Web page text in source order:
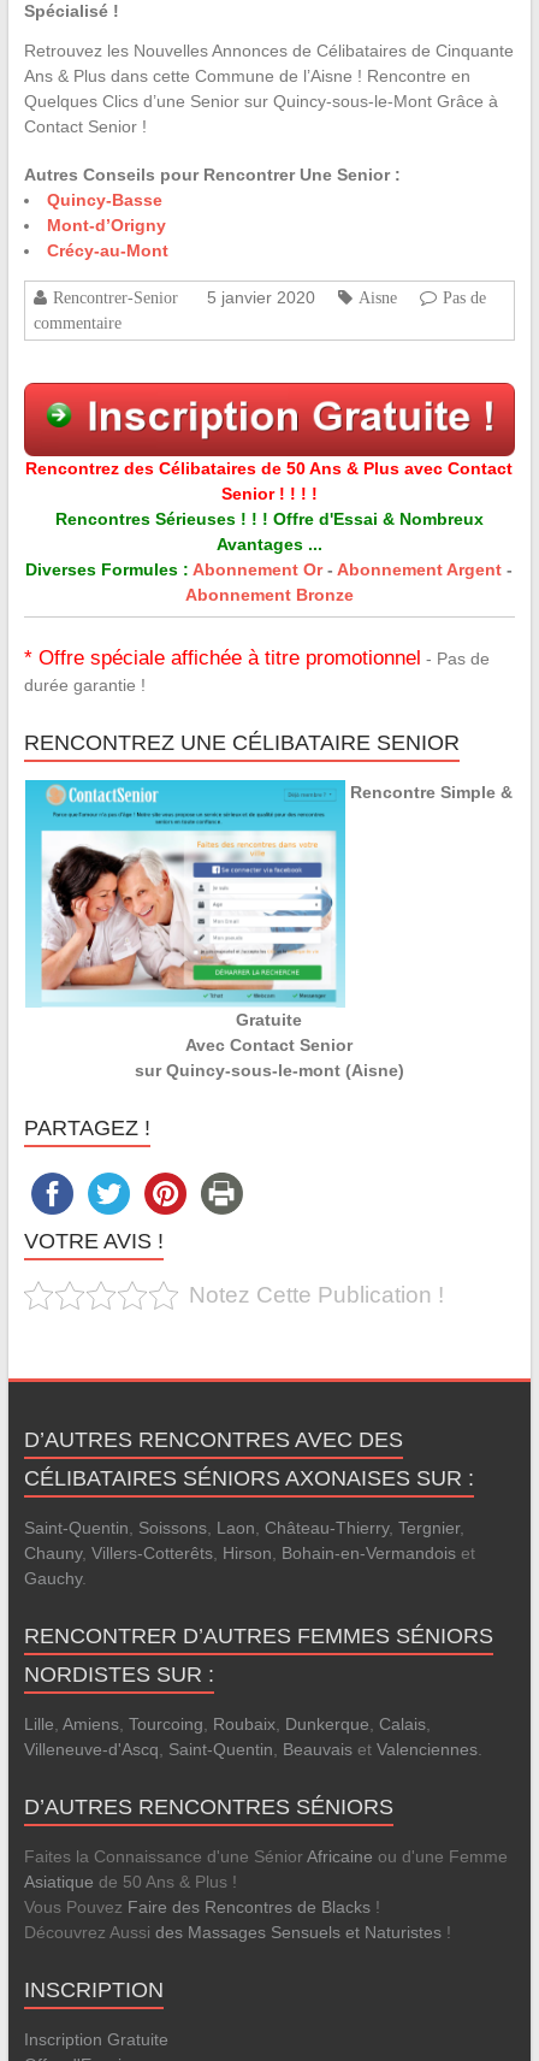
Spécialisé !
Retrouvez les Nouvelles Annonces de Célibataires de Cinquante
Ans & Plus dans cette Commune de l’Aisne ! Rencontre en
Quelques Clics d’une Senior sur Quincy-sous-le-Mont Grâce à
Contact Senior !
Autres Conseils pour Rencontrer Une Senior :
Quincy-Basse
Mont-d’Origny
Crécy-au-Mont
Rencontrer-Senior 5 janvier 2020 Aisne
Pas de
commentaire
Rencontrez des Célibataires de 50 Ans & Plus avec Contact
Senior ! ! ! !
Rencontres Sérieuses ! ! ! Offre d'Essai & Nombreux
Avantages ...
Diverses Formules : Abonnement Or-Abonnement Argent -
Abonnement Bronze
* Offre spéciale affichée à titre promotionnel - Pas de
durée garantie !
RENCONTREZ UNE CÉLIBATAIRE SENIOR
Rencontre Simple &
Gratuite
Avec Contact Senior
sur Quincy-sous-le-mont (Aisne)
PARTAGEZ !
VOTRE AVIS !
Notez Cette Publication !
D’AUTRES RENCONTRES AVEC DES
CÉLIBATAIRES SÉNIORS AXONAISES SUR :
Saint-Quentin Soissons, Laon Château-Thierry, Tergnier,
Chauny, Villers-Cotterêts, Hirson Bohain-en-Vermandoiset
Gauchy.
RENCONTRER D’AUTRES FEMMES SÉNIORS
NORDISTES SUR :
Lille Amiens, Tourcoing Roubaix, Dunkerque Calais,
Villeneuve-d'Ascq
Saint-Quentin Beauvaiset Valenciennes.
D’AUTRES RENCONTRES SÉNIORS
Faites la Connaissance d'une SéniorAfricaine ou d'une Femme
Asiatique de 50 Ans & Plus !
Vous Pouvez Faire des Rencontres de Blacks!
Découvrez Aussi des Massages Sensuels et Naturistes!
INSCRIPTION
Inscription Gratuite